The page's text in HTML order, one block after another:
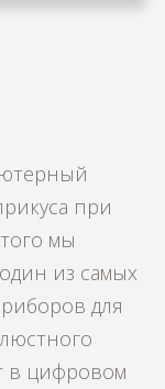
при
мы
из самых
для
в цифровом